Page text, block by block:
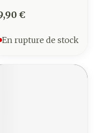
€
En rupture de stock